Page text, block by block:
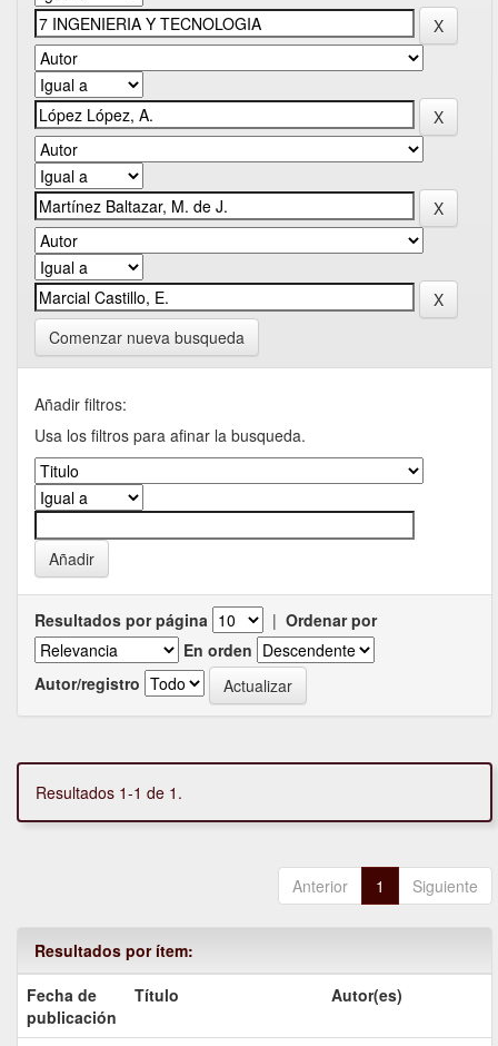
Comenzar nueva busqueda
Añadir filtros:
Usa los filtros para afinar la busqueda.
Resultados por página | Ordenar por
En orden
Autor/registro
Resultados 1-1 de 1.
Anterior 1 Siguiente
Resultados por ítem:
Fecha de
publicación
Título Autor(es)